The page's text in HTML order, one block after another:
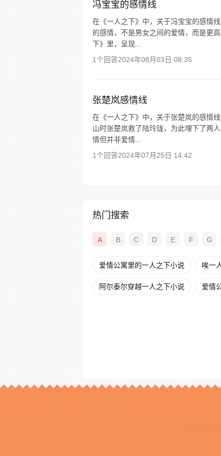
冯宝宝的感情线
在《一人之下》中，关于冯宝宝的感情
的感情，不是男女之间的爱情，而是更
下》里，呈现...
1个回答2024年08月03日 08:35
张楚岚感情线
在《一人之下》中，关于张楚岚的感情
山时张楚岚救了陆玲珑，为此埋下了两
情但并非爱情...
1个回答2024年07月25日 14:42
热门搜索
A B C D E F G
爱情公寓里的一人之下小说 唉一
阿尔泰尔穿越一人之下小说 爱情